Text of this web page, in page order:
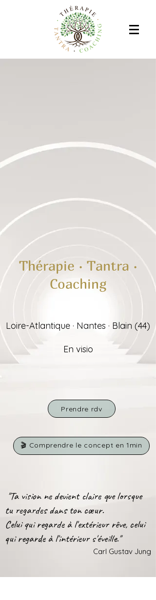
Thérapie · Tantra ·
Coaching
Loire-Atlantique · Nantes · Blain (44)
En visio
Prendre rdv
🎬 Comprendre le concept en 1min
"Ta vision ne devient claire que lorsque
tu regardes dans ton cœur.
Celui qui regarde à l'extérieur rêve, celui
qui regarde à l'intérieur s'éveille."
Carl Gustav Jung